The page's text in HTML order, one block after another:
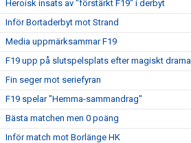
Heroisk insats av "förstärkt F19" i derbyt
Inför Bortaderbyt mot Strand
Media uppmärksammar F19
F19 upp på slutspelsplats efter magiskt drama
Fin seger mot seriefyran
F19 spelar "Hemma-sammandrag"
Bästa matchen men 0 poäng
Inför match mot Borlänge HK